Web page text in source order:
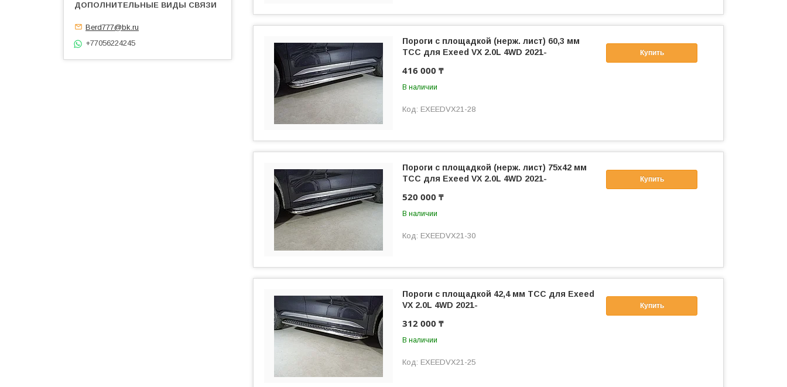
Купить
Пороги с площадкой (нерж. лист) 60,3 мм
ТСС для Exeed VX 2.0L 4WD 2021-
416 000 ₸
В наличии
EXEEDVX21-28
Купить
Пороги с площадкой (нерж. лист) 75х42 мм
ТСС для Exeed VX 2.0L 4WD 2021-
520 000 ₸
В наличии
EXEEDVX21-30
Купить
Пороги с площадкой 42,4 мм ТСС для Exeed
VX 2.0L 4WD 2021-
312 000 ₸
В наличии
EXEEDVX21-25
Berd777@bk.ru
+77056224245